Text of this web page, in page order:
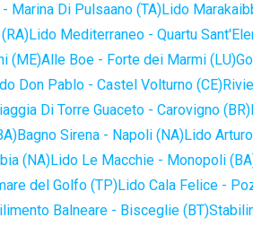
Marina Di Pulsaano (TA)Lido
Lido Mediterraneo - Quartu
(ME)Alle Boe - Forte dei Marmi (LU)
Don Pablo - Castel Volturno (CE)
Di Torre Guaceto - Carovigno (BR)
Bagno Sirena - Napoli (NA)Lido
(NA)Lido Le Macchie - Monopoli
del Golfo (TP)Lido Cala Felice -
Balneare - Bisceglie (BT)